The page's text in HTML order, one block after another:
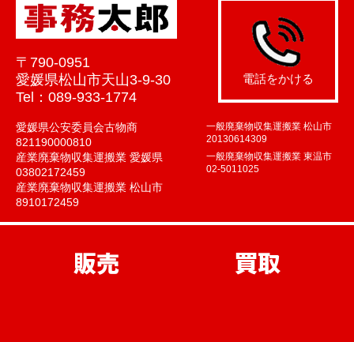
〒790-0951
愛媛県松山市天山3-9-30
Tel：089-933-1774
電話をかける
愛媛県公安委員会古物商
821190000810
一般廃棄物収集運搬業 松山市
20130614309
産業廃棄物収集運搬業 愛媛県
03802172459
一般廃棄物収集運搬業 東温市
02-5011025
産業廃棄物収集運搬業 松山市
8910172459
販売 買取